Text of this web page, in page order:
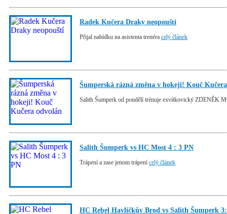
Radek Kučera Draky neopouští
Přijal nabídku na asistenta trenéra celý článek
Šumperská rázná změna v hokeji! Kouč
Salith Šumperk od pondělí trénuje exvítkovický ZDENĚK
Salith Šumperk vs HC Most 4 : 3 PN
Trápení a zase jenom trápení celý článek
HC Rebel Havlíčkův Brod vs Salith Šumperk